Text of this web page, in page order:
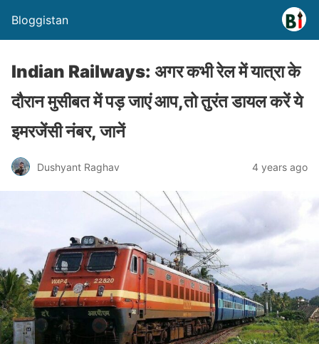
Bloggistan
Indian Railways: अगर कभी रेल में यात्रा के
दौरान मुसीबत में पड़ जाएं आप,तो तुरंत डायल करें ये
इमरजेंसी नंबर, जानें
Dushyant Raghav 4 years ago